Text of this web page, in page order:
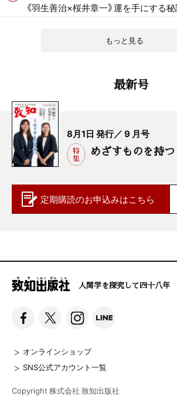
もっと見る
《羽生善治×桜井章一》運を手にする
最新号
8月1日 発行／ 9 月号
めざすものを持つ
定期購読のお申込みはこちら
人間学を探究して四十八年
オンラインショップ
SNS公式アカウント一覧
Copyright 株式会社 致知出版社